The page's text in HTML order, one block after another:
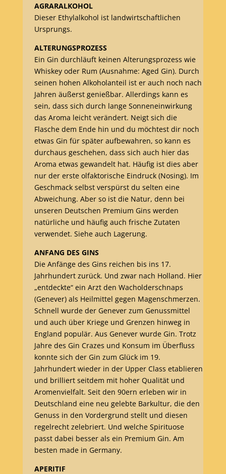
AGRARALKOHOL
Dieser Ethylalkohol ist landwirtschaftlichen
Ursprungs.
ALTERUNGSPROZESS
Ein Gin durchläuft keinen Alterungsprozess wie
Whiskey oder Rum (Ausnahme: Aged Gin). Durch
seinen hohen Alkoholanteil ist er auch noch nach
Jahren äußerst genießbar. Allerdings kann es
sein, dass sich durch lange Sonneneinwirkung
das Aroma leicht verändert. Neigt sich die
Flasche dem Ende hin und du möchtest dir noch
etwas Gin für später aufbewahren, so kann es
durchaus geschehen, dass sich auch hier das
Aroma etwas gewandelt hat. Häufig ist dies aber
nur der erste olfaktorische Eindruck (Nosing). Im
Geschmack selbst verspürst du selten eine
Abweichung. Aber so ist die Natur, denn bei
unseren Deutschen Premium Gins werden
natürliche und häufig auch frische Zutaten
verwendet. Siehe auch Lagerung.
ANFANG DES GINS
Die Anfänge des Gins reichen bis ins 17.
Jahrhundert zurück. Und zwar nach Holland. Hier
„entdeckte“ ein Arzt den Wacholderschnaps
(Genever) als Heilmittel gegen Magenschmerzen.
Schnell wurde der Genever zum Genussmittel
und auch über Kriege und Grenzen hinweg in
England populär. Aus Genever wurde Gin. Trotz
Jahre des Gin Crazes und Konsum im Überfluss
konnte sich der Gin zum Glück im 19.
Jahrhundert wieder in der Upper Class etablieren
und brilliert seitdem mit hoher Qualität und
Aromenvielfalt. Seit den 90ern erleben wir in
Deutschland eine neu gelebte Barkultur, die den
Genuss in den Vordergrund stellt und diesen
regelrecht zelebriert. Und welche Spirituose
passt dabei besser als ein Premium Gin. Am
besten made in Germany.
APERITIF